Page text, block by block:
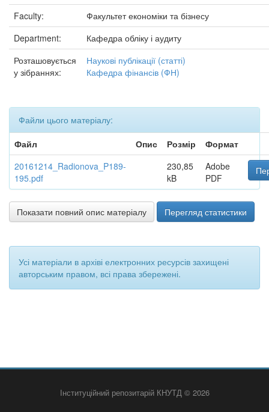
Faculty:
Факультет економіки та бізнесу
Department:
Кафедра обліку і аудиту
Розташовується
у зібраннях:
Наукові публікації (статті)
Кафедра фінансів (ФН)
Файли цього матеріалу:
Файл
Опис Розмір
Формат
20161214_Radionova_P189-
195.pdf
230,85
kB
Adobe
PDF
Показати повний опис матеріалу Перегляд статистики
Усі матеріали в архіві електронних ресурсів захищені
авторським правом, всі права збережені.
Інституційний репозитарій КНУТД © 2026